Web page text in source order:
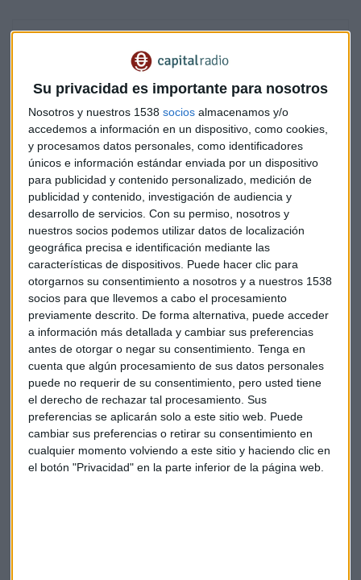
Su privacidad es importante para nosotros
Nosotros y nuestros 1538 socios almacenamos y/o
accedemos a información en un dispositivo, como cookies,
y procesamos datos personales, como identificadores
únicos e información estándar enviada por un dispositivo
para publicidad y contenido personalizado, medición de
publicidad y contenido, investigación de audiencia y
desarrollo de servicios. Con su permiso, nosotros y
nuestros socios podemos utilizar datos de localización
geográfica precisa e identificación mediante las
características de dispositivos. Puede hacer clic para
otorgarnos su consentimiento a nosotros y a nuestros 1538
socios para que llevemos a cabo el procesamiento
previamente descrito. De forma alternativa, puede acceder
a información más detallada y cambiar sus preferencias
antes de otorgar o negar su consentimiento. Tenga en
cuenta que algún procesamiento de sus datos personales
puede no requerir de su consentimiento, pero usted tiene
el derecho de rechazar tal procesamiento. Sus
preferencias se aplicarán solo a este sitio web. Puede
cambiar sus preferencias o retirar su consentimiento en
cualquier momento volviendo a este sitio y haciendo clic en
el botón "Privacidad" en la parte inferior de la página web.
Entrenamiento Sufrimiento
Mente positiva
Suscríbete a nuestros boletines